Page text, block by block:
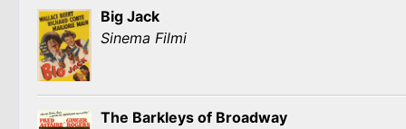
Big Jack
Sinema Filmi
The Barkleys of Broadway